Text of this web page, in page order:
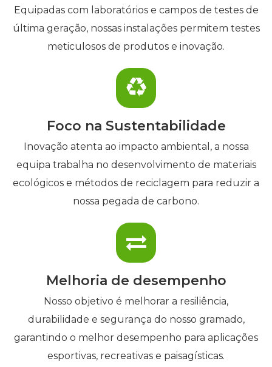
Equipadas com laboratórios e campos de testes de
última geração, nossas instalações permitem testes
meticulosos de produtos e inovação.
Foco na Sustentabilidade
Inovação atenta ao impacto ambiental, a nossa
equipa trabalha no desenvolvimento de materiais
ecológicos e métodos de reciclagem para reduzir a
nossa pegada de carbono.
Melhoria de desempenho
Nosso objetivo é melhorar a resiliência,
durabilidade e segurança do nosso gramado,
garantindo o melhor desempenho para aplicações
esportivas, recreativas e paisagísticas.